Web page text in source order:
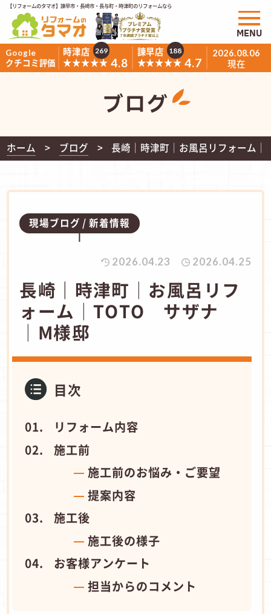
【リフォームのタマオ】諫早市・長崎市・長与町・時津町のリフォームなら
Google
クチコミ評価
時津店
★★★★★ 4.8
269
諫早店
★★★★★ 4.7
188 2026.08.06
現在
MENU
ブログ
ホーム ブログ 長崎｜時津町│お風呂リフォーム
現場ブログ 新着情報
2026.04.23 2026.04.25
長崎｜時津町│お風呂リフ
ォーム│TOTO サザナ
│M様邸
目次
リフォーム内容
施工前
施工前のお悩み・ご要望
提案内容
施工後
施工後の様子
お客様アンケート
担当からのコメント